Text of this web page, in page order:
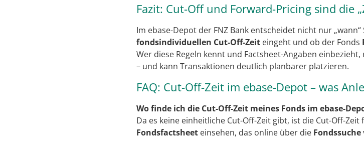
Fazit: Cut-Off und Forward-Pricing sind die
Im ebase-Depot der FNZ Bank entscheidet nicht nur
fondsindividuellen Cut-Off-Zeit eingeht und ob der Fonds
Wer diese Regeln kennt und Factsheet-Angaben
– und kann Transaktionen deutlich planbarer platzieren.
FAQ: Cut-Off-Zeit im ebase-Depot – was
Wo finde ich die Cut-Off-Zeit meines Fonds im ebase-
Da es keine einheitliche Cut-Off-Zeit gibt, ist die Cut-Off-
Fondsfactsheet einsehen, das online über die Fondssuche